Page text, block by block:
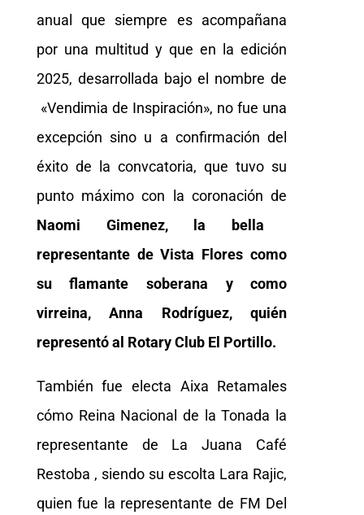
anual que siempre es acompañana
por una multitud y que en la edición
2025, desarrollada bajo el nombre de
«Vendimia de Inspiración», no fue una
excepción sino u a confirmación del
éxito de la convcatoria, que tuvo su
punto máximo con la coronación de
Naomi Gimenez, la bella
representante de Vista Flores como
su flamante soberana y como
virreina, Anna Rodríguez, quién
representó al Rotary Club El Portillo.
También fue electa Aixa Retamales
cómo Reina Nacional de la Tonada la
representante de La Juana Café
Restoba , siendo su escolta Lara Rajic,
quien fue la representante de FM Del